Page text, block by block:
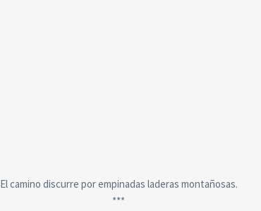
El camino discurre por empinadas laderas montañosas.
***